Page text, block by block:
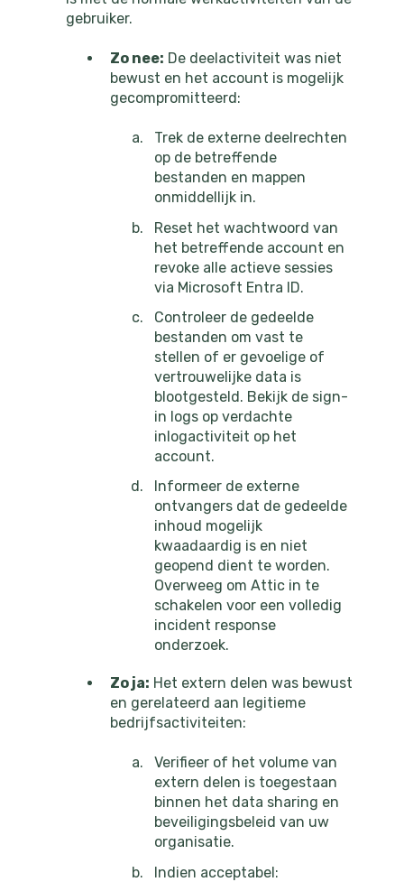
gebruiker.
Zo nee: De deelactiviteit was niet
bewust en het account is mogelijk
gecompromitteerd:
Trek de externe deelrechten
op de betreffende
bestanden en mappen
onmiddellijk in.
Reset het wachtwoord van
het betreffende account en
revoke alle actieve sessies
via Microsoft Entra ID.
Controleer de gedeelde
bestanden om vast te
stellen of er gevoelige of
vertrouwelijke data is
blootgesteld. Bekijk de sign-
in logs op verdachte
inlogactiviteit op het
account.
Informeer de externe
ontvangers dat de gedeelde
inhoud mogelijk
kwaadaardig is en niet
geopend dient te worden.
Overweeg om Attic in te
schakelen voor een volledig
incident response
onderzoek.
Zo ja: Het extern delen was bewust
en gerelateerd aan legitieme
bedrijfsactiviteiten:
Verifieer of het volume van
extern delen is toegestaan
binnen het data sharing en
beveiligingsbeleid van uw
organisatie.
Indien acceptabel: